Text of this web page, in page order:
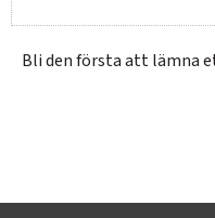
Bli den första att lämna